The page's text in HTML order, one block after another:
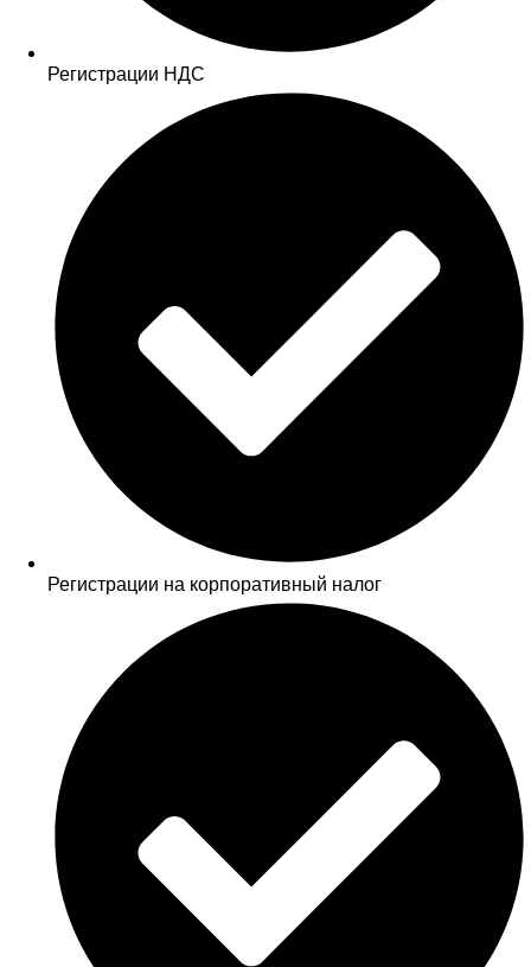
Регистрации НДС
Регистрации на корпоративный налог